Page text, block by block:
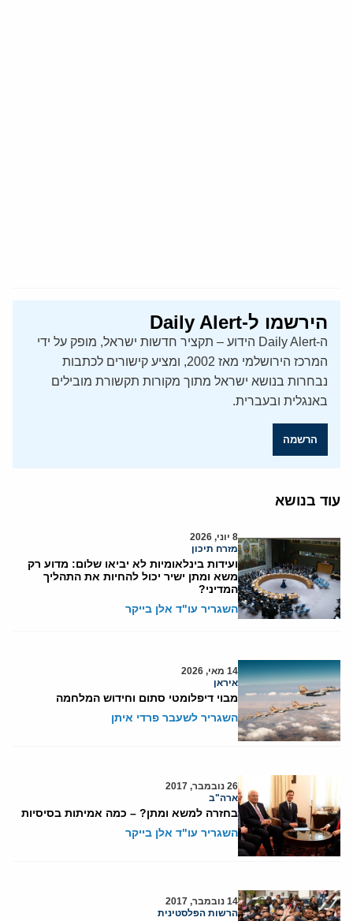
הירשמו ל-Daily Alert
ה-Daily Alert הידוע – תקציר חדשות ישראל, מופק על ידי
המרכז הירושלמי מאז 2002, ומציע קישורים לכתבות
נבחרות בנושא ישראל מתוך מקורות תקשורת מובילים
באנגלית ובעברית.
הרשמה
עוד בנושא
8 יוני, 2026
מזרח תיכון
ועידות בינלאומיות לא יביאו שלום: מדוע רק
משא ומתן ישיר יכול להחיות את התהליך
המדיני?
השגריר עו"ד אלן בייקר
14 מאי, 2026
איראן
מבוי דיפלומטי סתום וחידוש המלחמה
השגריר לשעבר פרדי איתן
26 נובמבר, 2017
ארה"ב
בחזרה למשא ומתן? – כמה אמיתות בסיסיות
השגריר עו"ד אלן בייקר
14 נובמבר, 2017
הרשות הפלסטינית